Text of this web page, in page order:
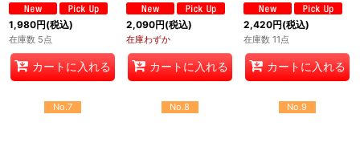
1,980円(税込)
在庫数 5点
カートに入れる
2,090円(税込)
在庫わずか
カートに入れる
2,420円(税込)
在庫数 11点
カートに入れる
No.7 No.8 No.9